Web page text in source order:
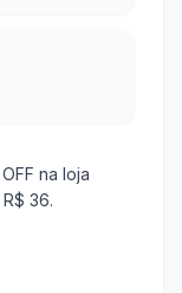
na loja
36.